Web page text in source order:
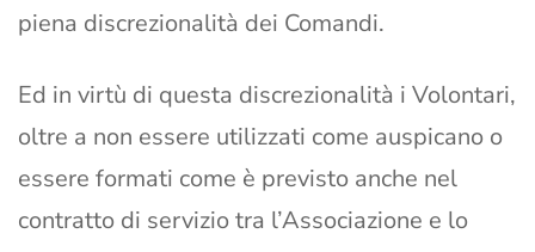
piena discrezionalità dei Comandi.
Ed in virtù di questa discrezionalità i Volontari,
oltre a non essere utilizzati come auspicano o
essere formati come è previsto anche nel
contratto di servizio tra l’Associazione e lo